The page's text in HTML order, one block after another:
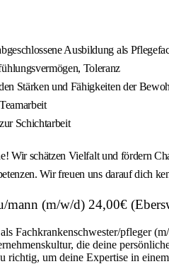
Ausbildung als
Toleranz
Stärken und Fähigkeiten der
Schichtarbeit
Wir schätzen Vielfalt und fördern
Wir freuen uns darauf dich
mann (m/w/d) 24,00€
Fachkrankenschwester/pfleger
die deine
richtig, um deine Expertise in